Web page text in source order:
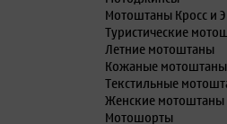
Мотоштаны Кросс и
Туристические
Летние мотоштаны
Кожаные мотоштаны
Текстильные
Женские мотоштаны
Мотошорты